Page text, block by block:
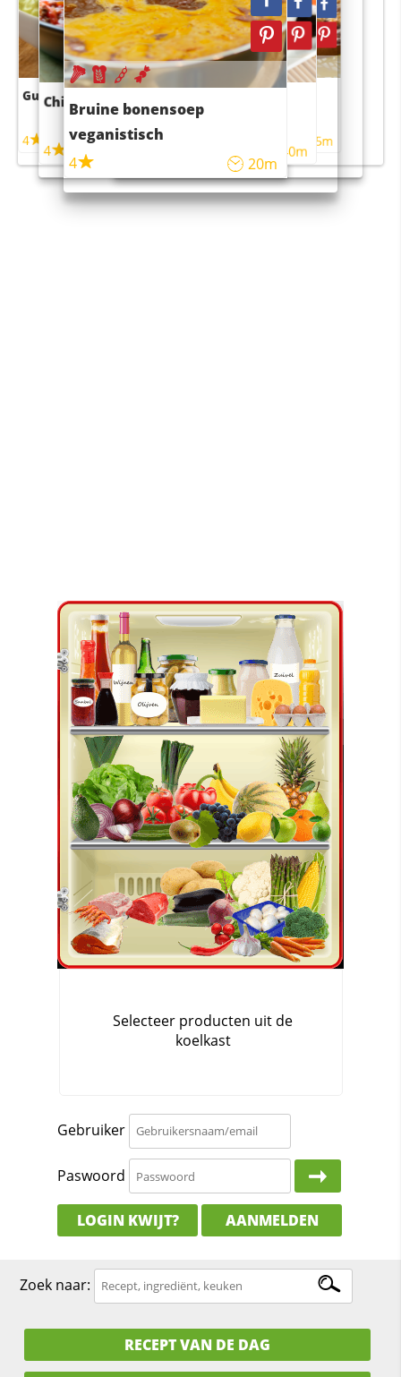
Gebruiker
Paswoord
LOGIN KWIJT? AANMELDEN
Guacamole
4
Chili con carne
4 45m
Bruine bonensoep
veganistisch
4
20m
Sushi rijstsalade
maaltijdsalade
40m
4 55m
Zoek naar:
RECEPT VAN DE DAG